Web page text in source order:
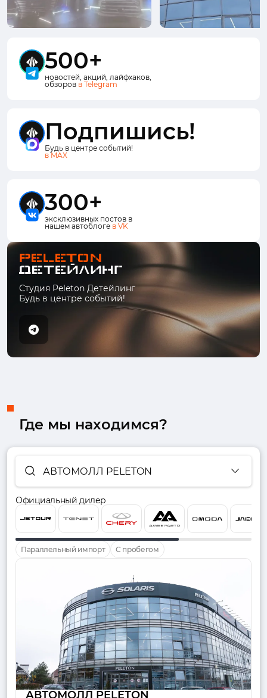
500+
новостей, акций, лайфхаков,
обзоров в Telegram
Подпишись!
Будь в центре событий!
в MAX
300+
эксклюзивных постов в
нашем автоблоге в VK
Студия Peleton Детейлинг
Будь в центре событий!
Где мы находимся?
АВТОМОЛЛ PELETON
Официальный дилер
Параллельный импорт С пробегом
АВТОМОЛЛ PELETON